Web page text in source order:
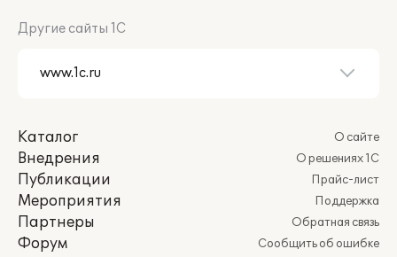
Другие сайты 1С
Каталог
Внедрения
Публикации
Мероприятия
Партнеры
Форум
О сайте
О решениях 1С
Прайс-лист
Поддержка
Обратная связь
Сообщить об ошибке